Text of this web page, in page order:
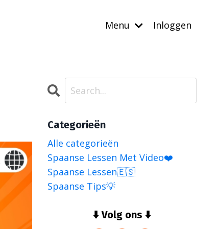
Menu Inloggen
Categorieën
Alle categorieën
Spaanse Lessen Met Video❤️
Spaanse Lessen🇪🇸
Spaanse Tips💡
⬇️ Volg ons ⬇️